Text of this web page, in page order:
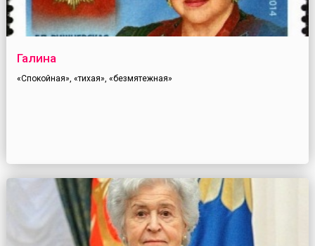
Галина
«Спокойная», «тихая», «безмятежная»